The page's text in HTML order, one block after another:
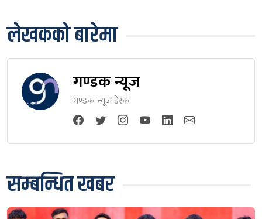
लेखकको बारेमा
गण्डक न्यूज
गण्डक न्यूज डेस्क
सम्बन्धित खबर